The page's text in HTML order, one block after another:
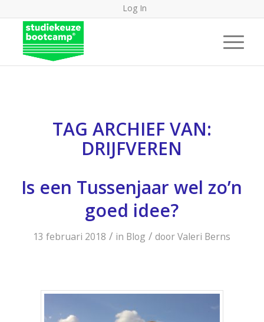
Log In
TAG ARCHIEF VAN:
DRIJFVEREN
Is een Tussenjaar wel zo’n
goed idee?
13 februari 2018 / in Blog / doorValeri Berns